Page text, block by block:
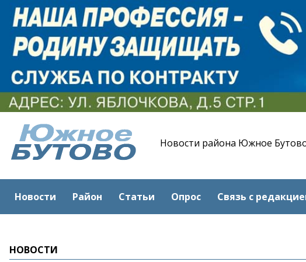
Новости района Южное
Новости Район Статьи Опрос Связь с
НОВОСТИ